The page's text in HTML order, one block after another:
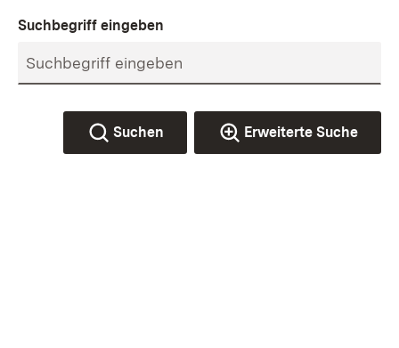
Suchbegriff eingeben
Suchen Erweiterte Suche